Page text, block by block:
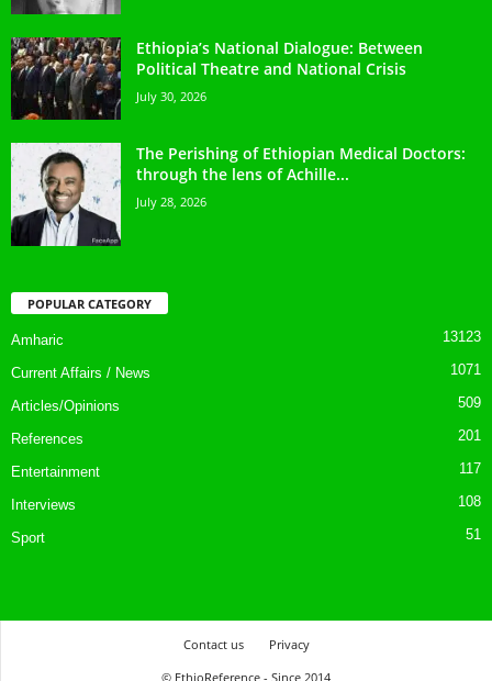
Ethiopia’s National Dialogue: Between
Political Theatre and National Crisis
July 30, 2026
The Perishing of Ethiopian Medical Doctors:
through the lens of Achille...
July 28, 2026
POPULAR CATEGORY
Amharic 13123
Current Affairs / News 1071
Articles/Opinions 509
References 201
Entertainment 117
Interviews 108
Sport 51
Contact us
Privacy
© EthioReference - Since 2014